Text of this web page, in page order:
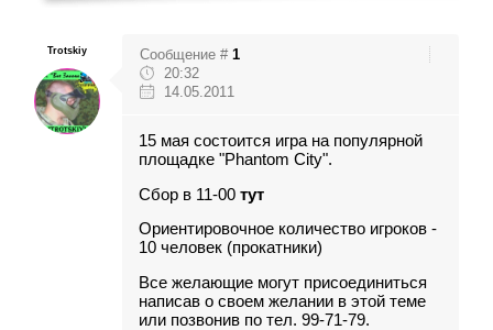
Trotskiy Сообщение # 1
20:32
14.05.2011
15 мая состоится игра на популярной
площадке "Phantom City".
Сбор в 11-00 тут
Ориентировочное количество игроков -
10 человек (прокатники)
Все желающие могут присоединиться
написав о своем желании в этой теме
или позвонив по тел. 99-71-79.